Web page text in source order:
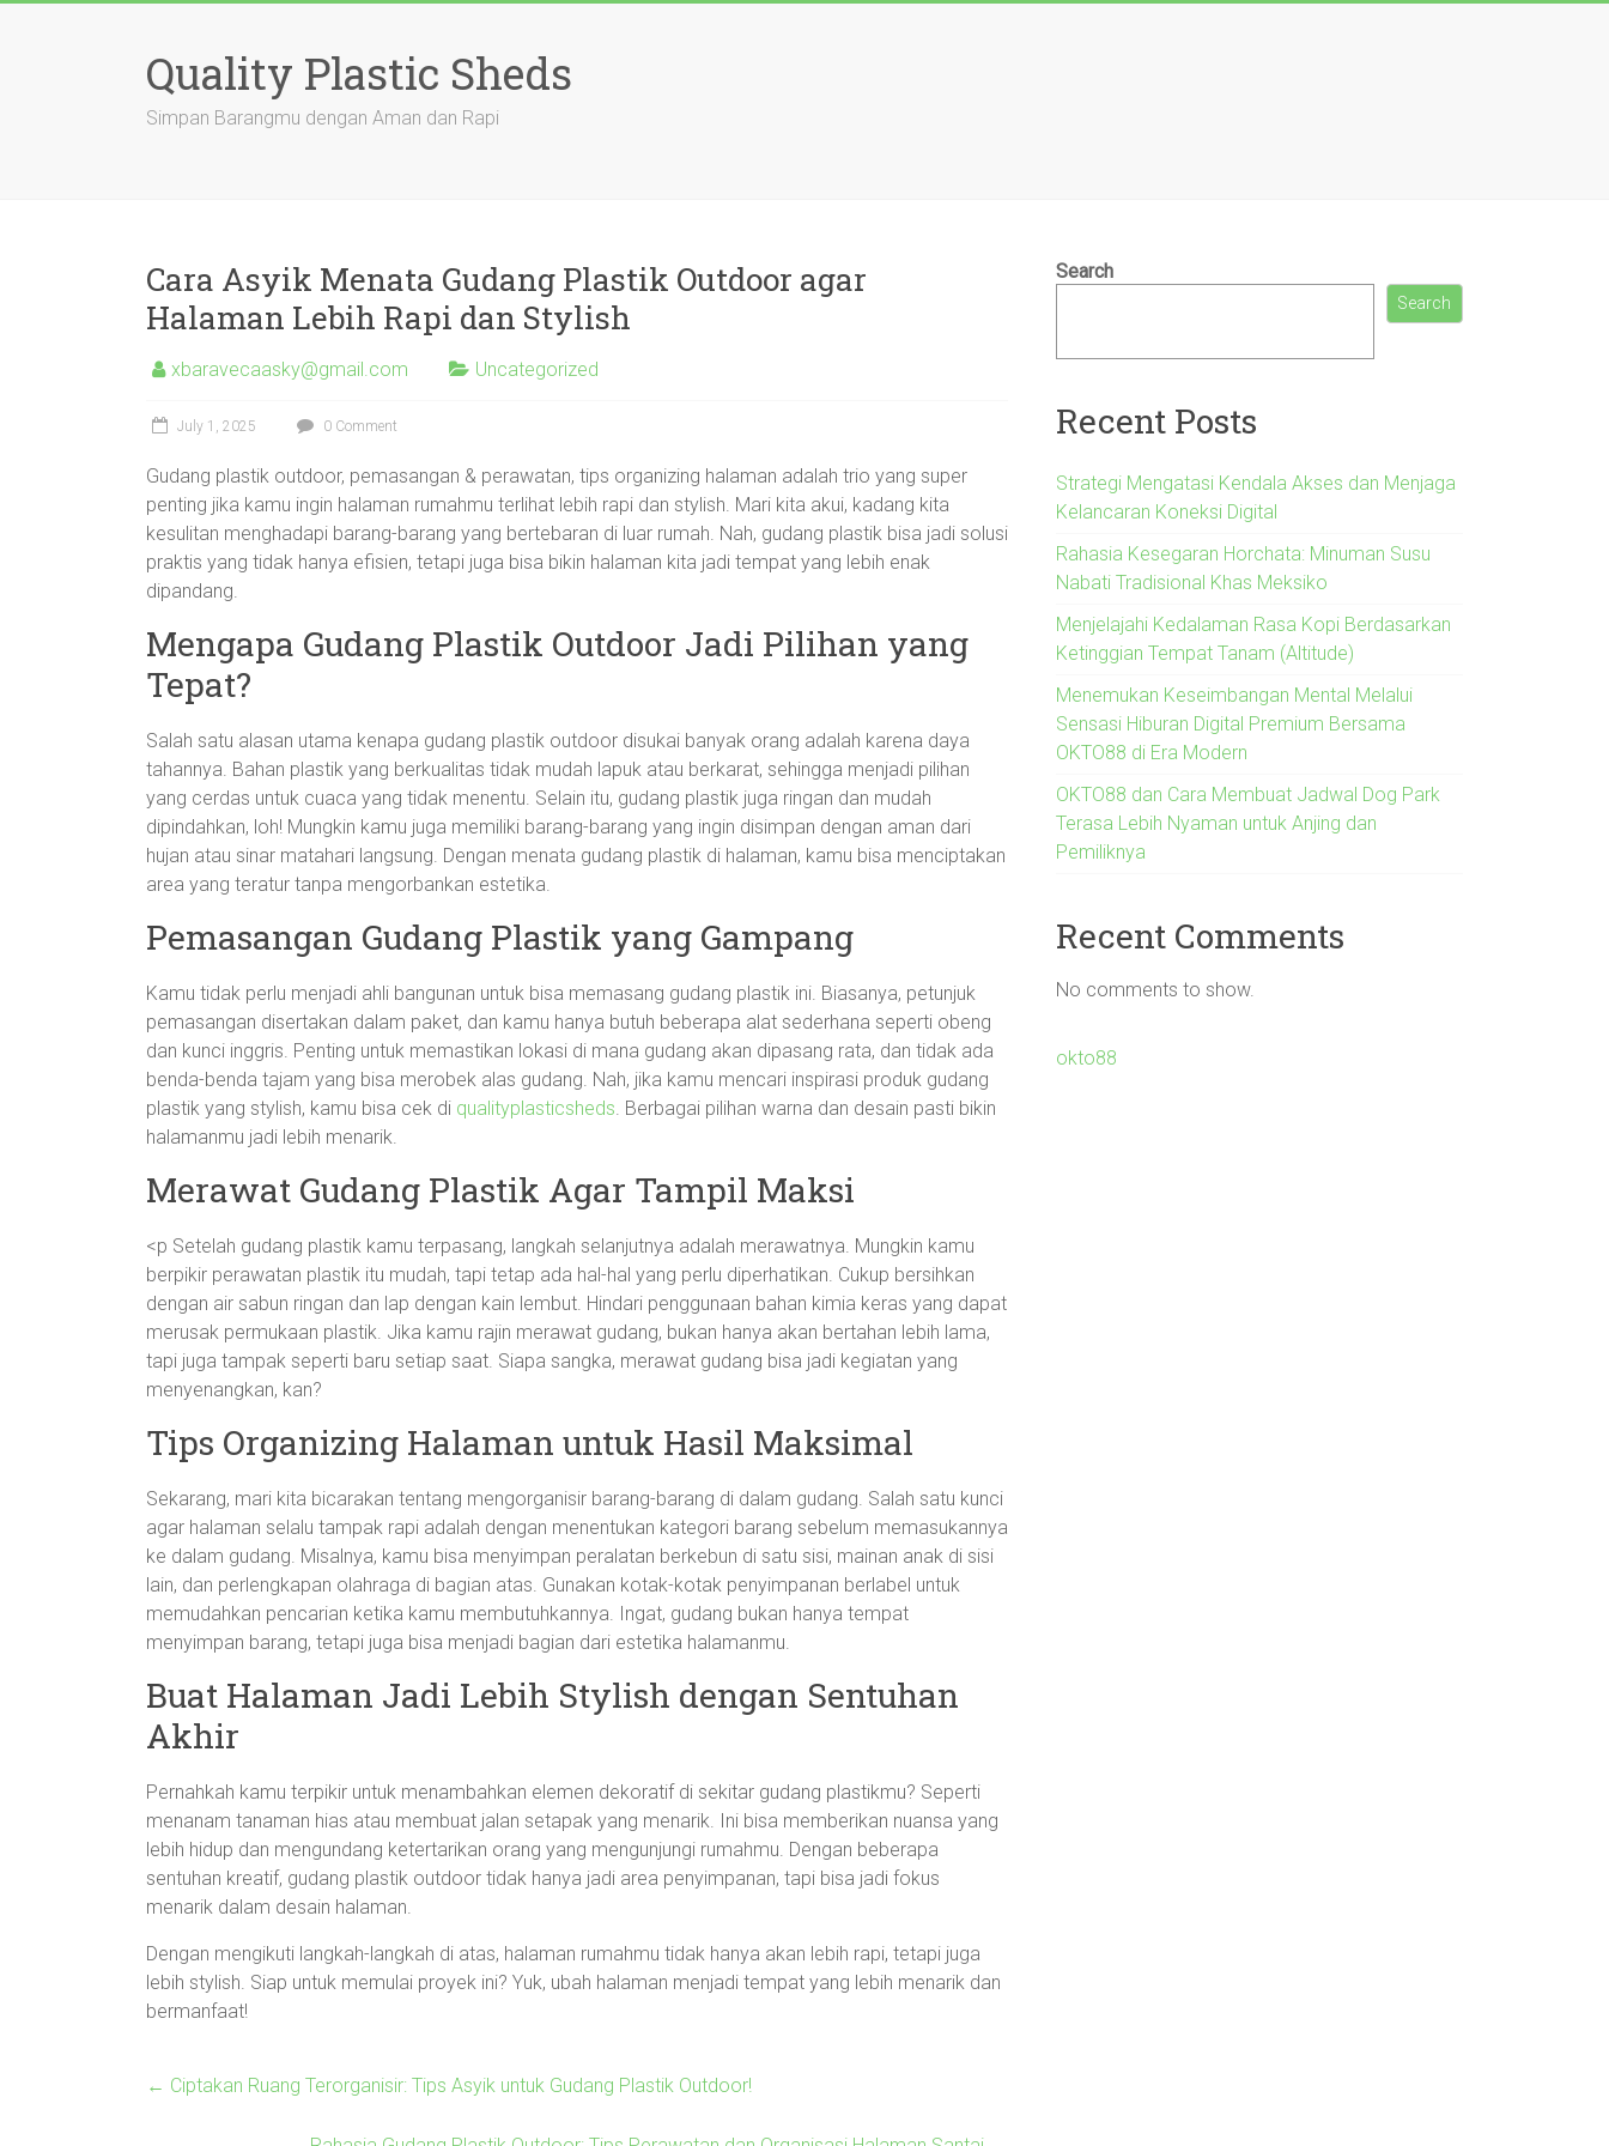
Quality Plastic Sheds
Simpan Barangmu dengan Aman dan Rapi
Cara Asyik Menata Gudang Plastik Outdoor agar
Halaman Lebih Rapi dan Stylish
xbaravecaasky@gmail.com Uncategorized
July 1, 2025 0 Comment
Gudang plastik outdoor, pemasangan & perawatan, tips organizing halaman adalah trio yang super
penting jika kamu ingin halaman rumahmu terlihat lebih rapi dan stylish. Mari kita akui, kadang kita
kesulitan menghadapi barang-barang yang bertebaran di luar rumah. Nah, gudang plastik bisa jadi solusi
praktis yang tidak hanya efisien, tetapi juga bisa bikin halaman kita jadi tempat yang lebih enak
dipandang.
Mengapa Gudang Plastik Outdoor Jadi Pilihan yang
Tepat?
Salah satu alasan utama kenapa gudang plastik outdoor disukai banyak orang adalah karena daya
tahannya. Bahan plastik yang berkualitas tidak mudah lapuk atau berkarat, sehingga menjadi pilihan
yang cerdas untuk cuaca yang tidak menentu. Selain itu, gudang plastik juga ringan dan mudah
dipindahkan, loh! Mungkin kamu juga memiliki barang-barang yang ingin disimpan dengan aman dari
hujan atau sinar matahari langsung. Dengan menata gudang plastik di halaman, kamu bisa menciptakan
area yang teratur tanpa mengorbankan estetika.
Pemasangan Gudang Plastik yang Gampang
Kamu tidak perlu menjadi ahli bangunan untuk bisa memasang gudang plastik ini. Biasanya, petunjuk
pemasangan disertakan dalam paket, dan kamu hanya butuh beberapa alat sederhana seperti obeng
dan kunci inggris. Penting untuk memastikan lokasi di mana gudang akan dipasang rata, dan tidak ada
benda-benda tajam yang bisa merobek alas gudang. Nah, jika kamu mencari inspirasi produk gudang
plastik yang stylish, kamu bisa cek di qualityplasticsheds. Berbagai pilihan warna dan desain pasti bikin
halamanmu jadi lebih menarik.
Merawat Gudang Plastik Agar Tampil Maksi
<p Setelah gudang plastik kamu terpasang, langkah selanjutnya adalah merawatnya. Mungkin kamu
berpikir perawatan plastik itu mudah, tapi tetap ada hal-hal yang perlu diperhatikan. Cukup bersihkan
dengan air sabun ringan dan lap dengan kain lembut. Hindari penggunaan bahan kimia keras yang dapat
merusak permukaan plastik. Jika kamu rajin merawat gudang, bukan hanya akan bertahan lebih lama,
tapi juga tampak seperti baru setiap saat. Siapa sangka, merawat gudang bisa jadi kegiatan yang
menyenangkan, kan?
Tips Organizing Halaman untuk Hasil Maksimal
Sekarang, mari kita bicarakan tentang mengorganisir barang-barang di dalam gudang. Salah satu kunci
agar halaman selalu tampak rapi adalah dengan menentukan kategori barang sebelum memasukannya
ke dalam gudang. Misalnya, kamu bisa menyimpan peralatan berkebun di satu sisi, mainan anak di sisi
lain, dan perlengkapan olahraga di bagian atas. Gunakan kotak-kotak penyimpanan berlabel untuk
memudahkan pencarian ketika kamu membutuhkannya. Ingat, gudang bukan hanya tempat
menyimpan barang, tetapi juga bisa menjadi bagian dari estetika halamanmu.
Buat Halaman Jadi Lebih Stylish dengan Sentuhan
Akhir
Pernahkah kamu terpikir untuk menambahkan elemen dekoratif di sekitar gudang plastikmu? Seperti
menanam tanaman hias atau membuat jalan setapak yang menarik. Ini bisa memberikan nuansa yang
lebih hidup dan mengundang ketertarikan orang yang mengunjungi rumahmu. Dengan beberapa
sentuhan kreatif, gudang plastik outdoor tidak hanya jadi area penyimpanan, tapi bisa jadi fokus
menarik dalam desain halaman.
Dengan mengikuti langkah-langkah di atas, halaman rumahmu tidak hanya akan lebih rapi, tetapi juga
lebih stylish. Siap untuk memulai proyek ini? Yuk, ubah halaman menjadi tempat yang lebih menarik dan
bermanfaat!
← Ciptakan Ruang Terorganisir: Tips Asyik untuk Gudang Plastik Outdoor!
Search
Search
Recent Posts
Strategi Mengatasi Kendala Akses dan Menjaga
Kelancaran Koneksi Digital
Rahasia Kesegaran Horchata: Minuman Susu
Nabati Tradisional Khas Meksiko
Menjelajahi Kedalaman Rasa Kopi Berdasarkan
Ketinggian Tempat Tanam (Altitude)
Menemukan Keseimbangan Mental Melalui
Sensasi Hiburan Digital Premium Bersama
OKTO88 di Era Modern
OKTO88 dan Cara Membuat Jadwal Dog Park
Terasa Lebih Nyaman untuk Anjing dan
Pemiliknya
Recent Comments
No comments to show.
okto88